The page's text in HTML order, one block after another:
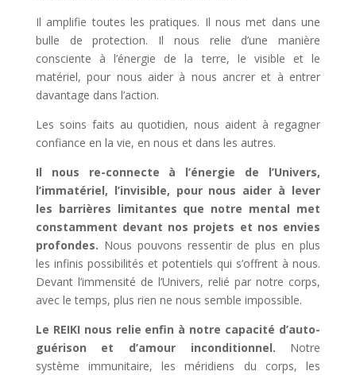
Il amplifie toutes les pratiques. Il nous met dans une
bulle de protection. Il nous relie d’une manière
consciente à l’énergie de la terre, le visible et le
matériel, pour nous aider à nous ancrer et à entrer
davantage dans l’action.
Les soins faits au quotidien, nous aident à regagner
confiance en la vie, en nous et dans les autres.
Il nous re-connecte à l’énergie de l’Univers,
l’immatériel, l’invisible, pour nous aider à lever
les barrières limitantes que notre mental met
constamment devant nos projets et nos envies
profondes. Nous pouvons ressentir de plus en plus
les infinis possibilités et potentiels qui s’offrent à nous.
Devant l’immensité de l’Univers, relié par notre corps,
avec le temps, plus rien ne nous semble impossible.
Le REIKI nous relie enfin à notre capacité d’auto-
guérison et d’amour inconditionnel. Notre
système immunitaire, les méridiens du corps, les